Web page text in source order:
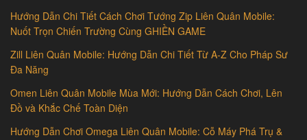
Hướng Dẫn Chi Tiết Cách Chơi Tướng Zip Liên Quân Mobile:
Nuốt Trọn Chiến Trường Cùng GHIỀN GAME
Zill Liên Quân Mobile: Hướng Dẫn Chi Tiết Từ A-Z Cho Pháp Sư
Đa Năng
Omen Liên Quân Mobile Mùa Mới: Hướng Dẫn Cách Chơi, Lên
Đồ và Khắc Chế Toàn Diện
Hướng Dẫn Chơi Omega Liên Quân Mobile: Cỗ Máy Phá Trụ &